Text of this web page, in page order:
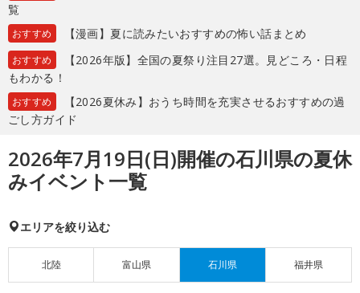
覧
おすすめ 【漫画】夏に読みたいおすすめの怖い話まとめ
おすすめ
【2026年版】全国の夏祭り注目27選。見どころ・日程
もわかる！
おすすめ
【2026夏休み】おうち時間を充実させるおすすめの過
ごし方ガイド
2026年7月19日(日)開催の石川県の夏休
みイベント一覧
エリアを絞り込む
北陸 富山県 石川県 福井県